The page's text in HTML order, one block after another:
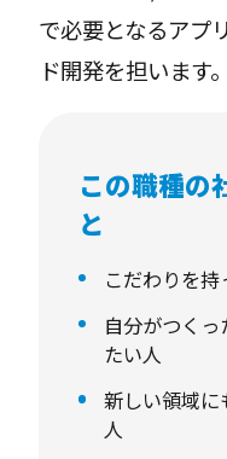
で必要となるアプ
ド開発を担います。
して加わり、企画
案、モックアップ
テンツの仕様、設
体を通して活躍し
現在はWebもし
この職種の
と
こだわりを
自分がつく
たい人
新しい領域に
人